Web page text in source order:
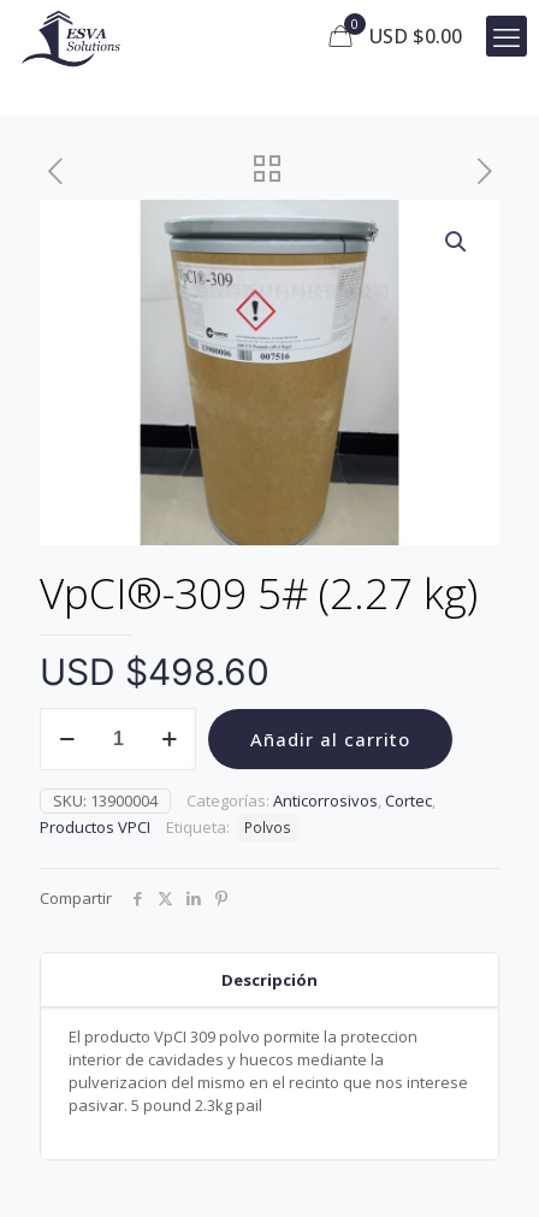
0 USD $0.00
VpCI®-309 5# (2.27 kg)
USD $498.60
kg)
cantidad
Añadir al carrito
SKU: 13900004 Categorías: Anticorrosivos Cortec
Productos VPCI
Etiqueta: Polvos
Compartir
Descripción
El producto VpCI 309 polvo pormite la proteccion
interior de cavidades y huecos mediante la
pulverizacion del mismo en el recinto que nos interese
pasivar. 5 pound 2.3kg pail